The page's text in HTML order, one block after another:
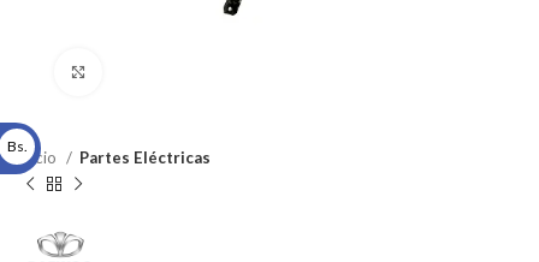
Inicio Partes Eléctricas
Bs.